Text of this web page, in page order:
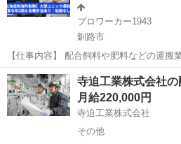
プロワーカー1943
釧路市
【仕事内容】 配合飼料や肥料などの運搬
の配送業務が基本となります ・大型自動
クレーン運転士の資格必須 【待遇・福利厚生】 ・社会保険完備（雇
用・労災・健康・...
北海道 釧路市 その他 移動式ク
寺迫工業株式会社
月給220,000円
寺迫工業株式会社
その他